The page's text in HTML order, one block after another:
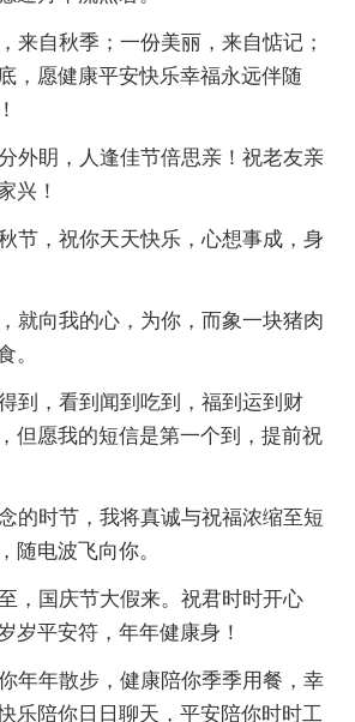
来自秋季；一份美丽，来自惦记；
，愿健康平安快乐幸福永远伴随
外眀，人逢佳节倍思亲！祝老友亲
兴！
节，祝你天天快乐，心想事成，身
就向我的心，为你，而象一块猪肉
。
到，看到闻到吃到，福到运到财
但愿我的短信是第一个到，提前祝
的时节，我将真诚与祝福浓缩至短
随电波飞向你。
，国庆节大假来。祝君时时开心
岁平安符，年年健康身！
年年散步，健康陪你季季用餐，幸
乐陪你日日聊天，平安陪你时时工